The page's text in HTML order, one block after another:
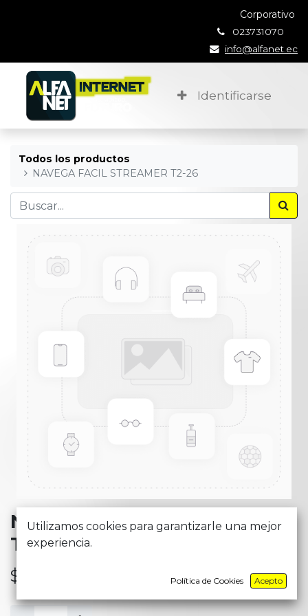
Corporativo
023731070
info@alfanet.ec
Identificarse
Todos los productos
NAVEGA FACIL STREAMER T2-26
NAVEGA FACIL STREAMER
T2-26
$
Utilizamos cookies para garantizarle una mejor
experiencia.
Política de Cookies Acepto